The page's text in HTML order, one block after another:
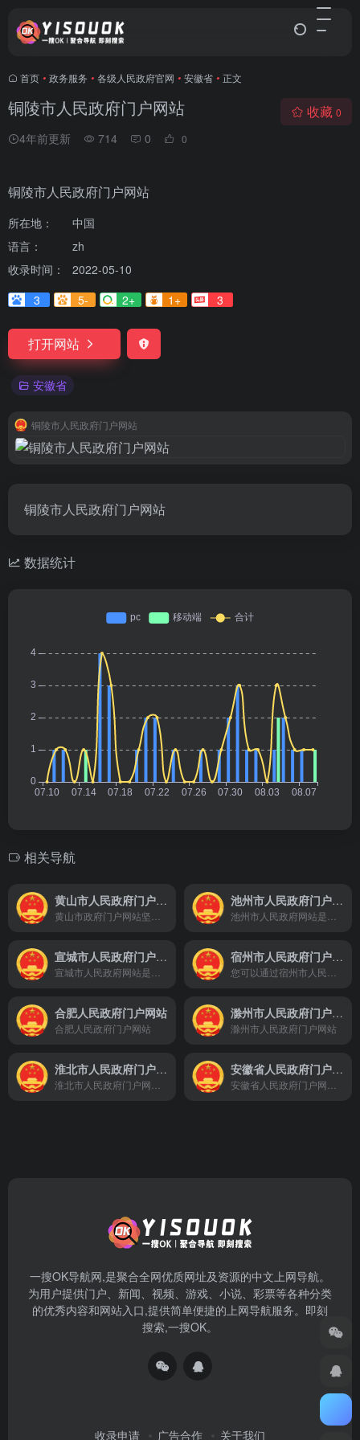
首页 • 政务服务 • 各级人民政府官网 • 安徽省 • 正文
铜陵市人民政府门户网站
4年前更新 714 0 0
收藏 0
铜陵市人民政府门户网站
所在地：
中国
语言：
zh
收录时间：
2022-05-10
3
5- 2+ 1+ 3
打开网站
安徽省
铜陵市人民政府门户网站
铜陵市人民政府门户网站
数据统计
相关导航
黄山市人民政府门户网站 池州市人民政府门户网站
宣城市人民政府门户网站 宿州市人民政府门户网站
合肥人民政府门户网站
合肥人民政府门户网站
滁州市人民政府门户网站
滁州市人民政府门户网站
淮北市人民政府门户网站 安徽省人民政府门户网站
一搜OK导航网,是聚合全网优质网址及资源的中文上网导航。
为用户提供门户、新闻、视频、游戏、小说、彩票等各种分类
的优秀内容和网站入口,提供简单便捷的上网导航服务。即刻
搜索,一搜OK。
收录申请 广告合作 关于我们